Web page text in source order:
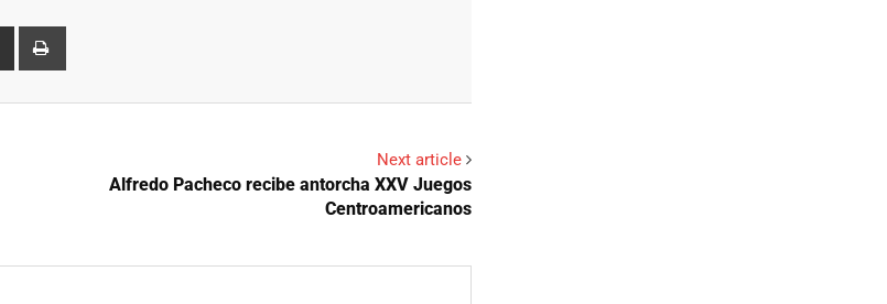
Share
Next article
Alfredo Pacheco recibe antorcha XXV Juegos
Centroamericanos